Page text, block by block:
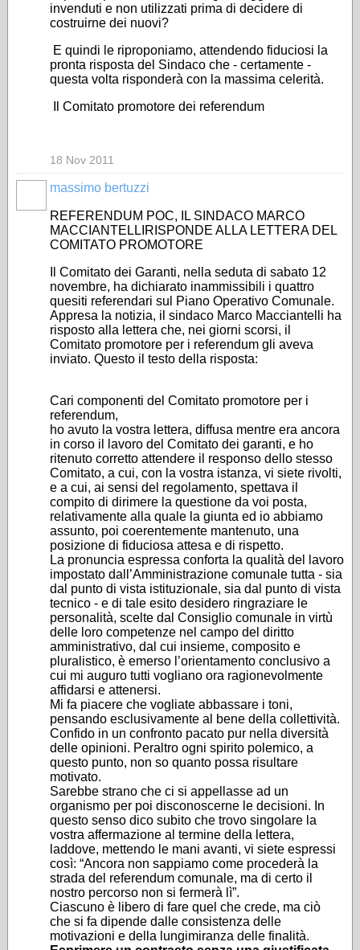
invenduti e non utilizzati prima di decidere di
costruirne dei nuovi?
E quindi le riproponiamo, attendendo fiduciosi la
pronta risposta del Sindaco che - certamente -
questa volta risponderà con la massima celerità.
Il Comitato promotore dei referendum
18 Nov 2011
massimo bertuzzi
REFERENDUM POC, IL SINDACO MARCO
MACCIANTELLIRISPONDE ALLA LETTERA DEL
COMITATO PROMOTORE
Il Comitato dei Garanti, nella seduta di sabato 12
novembre, ha dichiarato inammissibili i quattro
quesiti referendari sul Piano Operativo Comunale.
Appresa la notizia, il sindaco Marco Macciantelli ha
risposto alla lettera che, nei giorni scorsi, il
Comitato promotore per i referendum gli aveva
inviato. Questo il testo della risposta:
Cari componenti del Comitato promotore per i
referendum,
ho avuto la vostra lettera, diffusa mentre era ancora
in corso il lavoro del Comitato dei garanti, e ho
ritenuto corretto attendere il responso dello stesso
Comitato, a cui, con la vostra istanza, vi siete rivolti,
e a cui, ai sensi del regolamento, spettava il
compito di dirimere la questione da voi posta,
relativamente alla quale la giunta ed io abbiamo
assunto, poi coerentemente mantenuto, una
posizione di fiduciosa attesa e di rispetto.
La pronuncia espressa conforta la qualità del lavoro
impostato dall’Amministrazione comunale tutta - sia
dal punto di vista istituzionale, sia dal punto di vista
tecnico - e di tale esito desidero ringraziare le
personalità, scelte dal Consiglio comunale in virtù
delle loro competenze nel campo del diritto
amministrativo, dal cui insieme, composito e
pluralistico, è emerso l’orientamento conclusivo a
cui mi auguro tutti vogliano ora ragionevolmente
affidarsi e attenersi.
Mi fa piacere che vogliate abbassare i toni,
pensando esclusivamente al bene della collettività.
Confido in un confronto pacato pur nella diversità
delle opinioni. Peraltro ogni spirito polemico, a
questo punto, non so quanto possa risultare
motivato.
Sarebbe strano che ci si appellasse ad un
organismo per poi disconoscerne le decisioni. In
questo senso dico subito che trovo singolare la
vostra affermazione al termine della lettera,
laddove, mettendo le mani avanti, vi siete espressi
così: “Ancora non sappiamo come procederà la
strada del referendum comunale, ma di certo il
nostro percorso non si fermerà lì”.
Ciascuno è libero di fare quel che crede, ma ciò
che si fa dipende dalle consistenza delle
motivazioni e della lungimiranza delle finalità.